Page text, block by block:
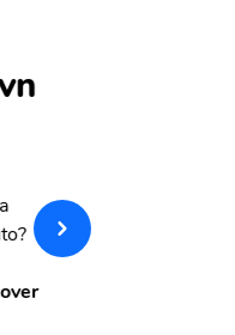
pojištění a
storno.